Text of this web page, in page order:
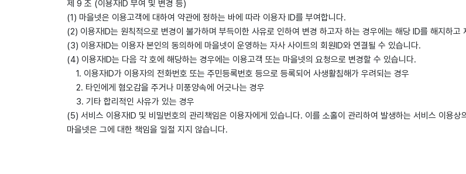
제 9 조 (이용자ID 부여 및 변경 등)
(1) 마을넷은 이용고객에 대하여 약관에 정하는 바에 따라 이용자 ID를 부여합니다.
(2) 이용자ID는 원칙적으로 변경이 불가하며 부득이한 사유로 인하여 변경 하고자 하는 경우에는 해당 ID를 해지하고
(3) 이용자ID는 이용자 본인의 동의하에 마을넷이 운영하는 자사 사이트의 회원ID와 연결될 수 있습니다.
(4) 이용자ID는 다음 각 호에 해당하는 경우에는 이용고객 또는 마을넷의 요청으로 변경할 수 있습니다.
1. 이용자ID가 이용자의 전화번호 또는 주민등록번호 등으로 등록되어 사생활침해가 우려되는 경우
2. 타인에게 혐오감을 주거나 미풍양속에 어긋나는 경우
3. 기타 합리적인 사유가 있는 경우
(5) 서비스 이용자ID 및 비밀번호의 관리책임은 이용자에게 있습니다. 이를 소홀이 관리하여 발생하는 서비스 이용
마을넷은 그에 대한 책임을 일절 지지 않습니다.